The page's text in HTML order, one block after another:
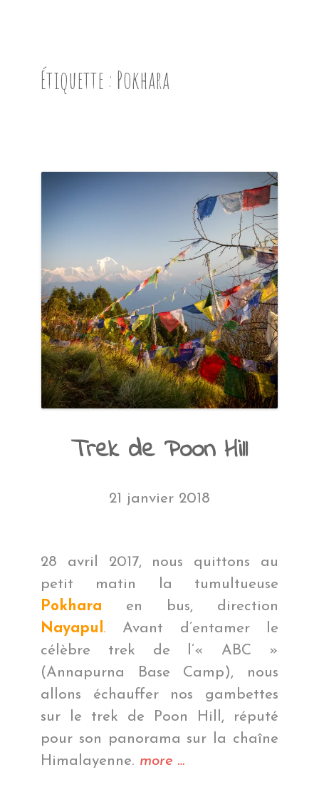
PRÉSENTATION
EN IMAGES
NOS BONNES ADRESSES
Étiquette : Pokhara
Trek de Poon Hill
21 janvier 2018
28 avril 2017, nous quittons au
petit matin la tumultueuse
Pokhara en bus, direction
Nayapul . Avant d’entamer le
célèbre trek de l’« ABC »
(Annapurna Base Camp), nous
allons échauffer nos gambettes
sur le trek de Poon Hill, réputé
pour son panorama sur la chaîne
Himalayenne. more « Trek
…